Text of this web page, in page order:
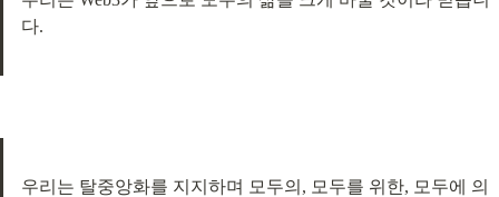
다.
우리는 탈중앙화를 지지하며 모두의, 모두를 위한, 모두에 의